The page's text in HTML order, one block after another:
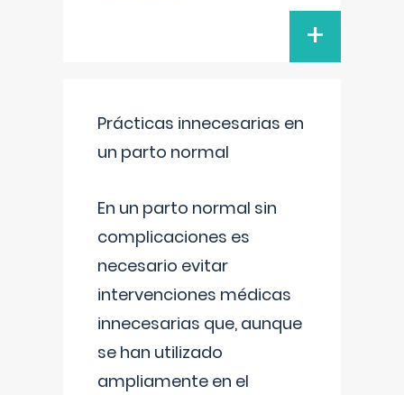
+
Prácticas innecesarias en
un parto normal
En un parto normal sin
complicaciones es
necesario evitar
intervenciones médicas
innecesarias que, aunque
se han utilizado
ampliamente en el